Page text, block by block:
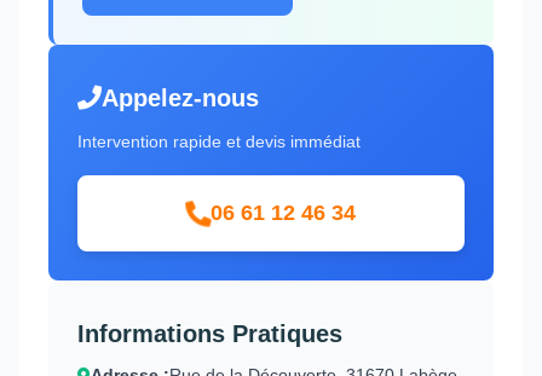
Appelez-nous
Intervention rapide et devis immédiat
06 61 12 46 34
Informations Pratiques